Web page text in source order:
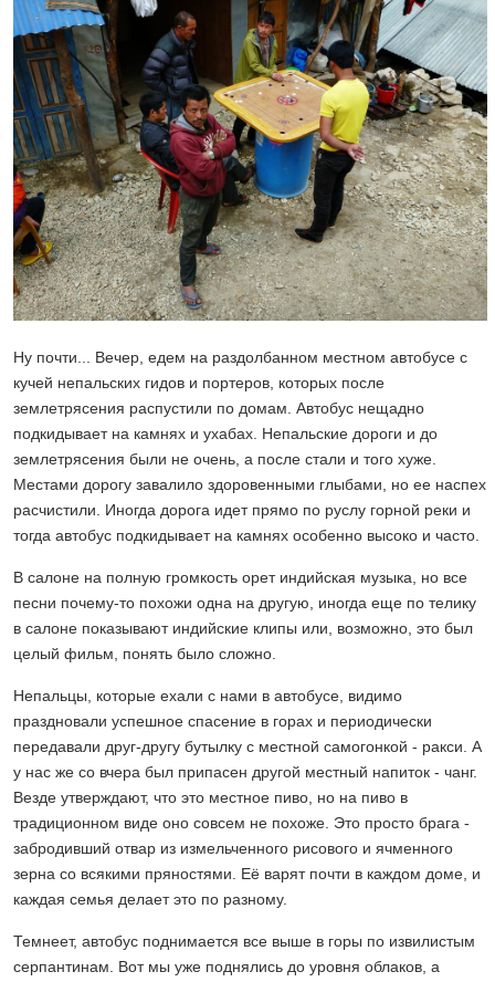
Ну почти... Вечер, едем на раздолбанном местном автобусе с
кучей непальских гидов и портеров, которых после
землетрясения распустили по домам. Автобус нещадно
подкидывает на камнях и ухабах. Непальские дороги и до
землетрясения были не очень, а после стали и того хуже.
Местами дорогу завалило здоровенными глыбами, но ее наспех
расчистили. Иногда дорога идет прямо по руслу горной реки и
тогда автобус подкидывает на камнях особенно высоко и часто.
В салоне на полную громкость орет индийская музыка, но все
песни почему-то похожи одна на другую, иногда еще по телику
в салоне показывают индийские клипы или, возможно, это был
целый фильм, понять было сложно.
Непальцы, которые ехали с нами в автобусе, видимо
праздновали успешное спасение в горах и периодически
передавали друг-другу бутылку с местной самогонкой - ракси. А
у нас же со вчера был припасен другой местный напиток - чанг.
Везде утверждают, что это местное пиво, но на пиво в
традиционном виде оно совсем не похоже. Это просто брага -
забродивший отвар из измельченного рисового и ячменного
зерна со всякими пряностями. Её варят почти в каждом доме, и
каждая семья делает это по разному.
Темнеет, автобус поднимается все выше в горы по извилистым
серпантинам. Вот мы уже поднялись до уровня облаков, а